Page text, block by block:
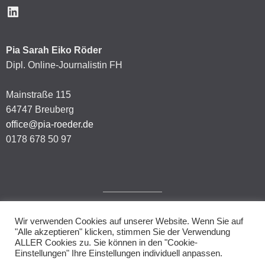
LinkedIn
Pia Sarah Eiko Röder
Dipl. Online-Journalistin FH
Mainstraße 115
64747 Breuberg
office@pia-roeder.de
0178 678 50 97
Impressum
Datenschutzerklärung
Wir verwenden Cookies auf unserer Website. Wenn Sie auf
"Alle akzeptieren" klicken, stimmen Sie der Verwendung
ALLER Cookies zu. Sie können in den "Cookie-
Einstellungen" Ihre Einstellungen individuell anpassen.